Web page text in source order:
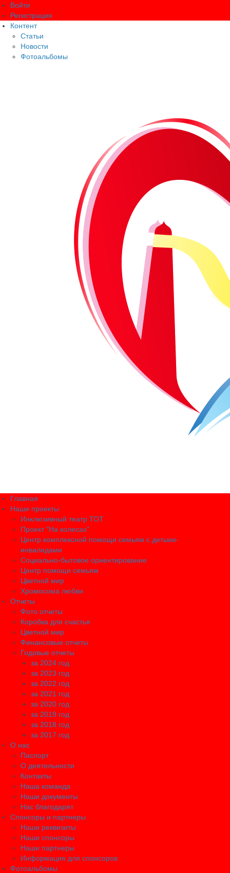
Войти
Регистрация
Контент
Статьи
Новости
Фотоальбомы
Главная
Наши проекты
Инклюзивный театр ТОТ
Проект "На колесах"
Центр комплексной помощи семьям с детьми-
инвалидами
Социально-бытовое ориентирование
Центр помощи семьям
Цветной мир
Хромосома любви
Отчеты
Фото отчеты
Коробка для счастья
Цветной мир
Финансовые отчеты
Годовые отчеты
за 2024 год
за 2023 год
за 2022 год
за 2021 год
за 2020 год
за 2019 год
за 2018 год
за 2017 год
О нас
Паспорт
О деятельности
Контакты
Наша команда
Наши документы
Нас благодарят
Спонсоры и партнеры
Наши реквизиты
Наши спонсоры
Наши партнеры
Информация для спонсоров
Фотоальбомы